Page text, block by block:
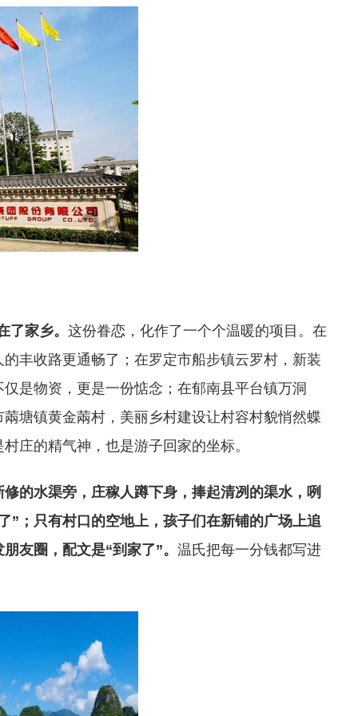
了家乡。这份眷恋，化作了一个个温暖的项目。在
丰收路更通畅了；在罗定市船步镇云罗村，新装
是物资，更是一份惦念；在郁南县平台镇万洞
塘镇黄金䓣村，美丽乡村建设让村容村貌悄然蝶
庄的精气神，也是游子回家的坐标。
的水渠旁，庄稼人蹲下身，捧起清冽的渠水，咧
”；只有村口的空地上，孩子们在新铺的广场上追
友圈，配文是“到家了”。温氏把每一分钱都写进